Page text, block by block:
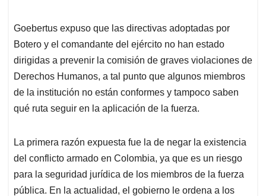
Goebertus expuso que las directivas adoptadas por
Botero y el comandante del ejército no han estado
dirigidas a prevenir la comisión de graves violaciones de
Derechos Humanos, a tal punto que algunos miembros
de la institución no están conformes y tampoco saben
qué ruta seguir en la aplicación de la fuerza.
La primera razón expuesta fue la de negar la existencia
del conflicto armado en Colombia, ya que es un riesgo
para la seguridad jurídica de los miembros de la fuerza
pública. En la actualidad, el gobierno le ordena a los